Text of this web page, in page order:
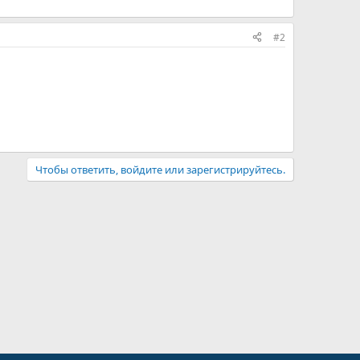
#2
Чтобы ответить, войдите или зарегистрируйтесь.